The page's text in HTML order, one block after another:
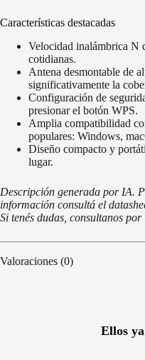
Características destacadas
Velocidad inalámbrica N
cotidianas.
Antena desmontable de
significativamente la
Configuración de
presionar el botón WPS.
Amplia compatibilidad
populares: Windows,
Diseño compacto y
lugar.
Descripción generada por IA.
información consultá el
Si tenés dudas, consultanos por
Valoraciones (0)
Ellos